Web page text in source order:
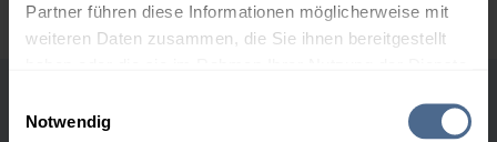
Partner führen diese Informationen möglicherweise mit
weiteren Daten zusammen, die Sie ihnen bereitgestellt
Notwendig
Höchst- und Tiefststände der